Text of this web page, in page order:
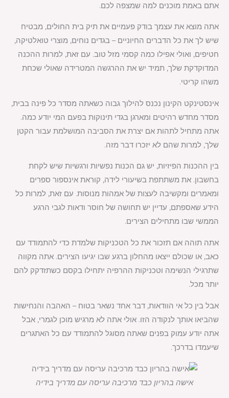
אתם באמת מוכנים למה שמצפה לכם.
אתה מוצא את עצמך בודק פעמיים את תיק בית החולים, מבטיח
שיש לך את כל הדברים החיוניים – בגדים נוחים, מוצרי טואלטיקה,
חטיפים, ואולי אפילו כמה קסמי מזל טוב. עם זאת, למרות ההכנה
המדוקדקת שלך, תמיד יש את ההרגשה המטרידה שאולי שכחת
משהו קריטי.
אינסטינקט הקינון נכנס להילוך גבוה כשאתה מסדר כל פינה בבית,
מסדר מחדש רהיטים ומארגן בגדי תינוקות בפעם המי יודע כמה.
אתה מתחיל לתהות אם יצרת את הסביבה המושלמת עבור הקטן
שלך, למרות שהם לא יזכרו דבר מזה.
בין ההכנות הפיזיות, יש גם הכנות נפשיות ורגשיות שיש לקחת
בחשבון. את משתתפת בשיעורי לידה, קוראת אינספור ספרים
ומאמרים ומקשיבה לעצות של אמהות מנוסות. עם זאת, למרות כל
הידע שאספתם, עדיין יש תחושה של חוסר ודאות לגבי הרגע
הממשי שבו מתחילים הצירים.
אתה תוהה אם תזכור את כל הטכניקות שלמדת כדי להתמודד עם
כאב, או שכולם ייצאו מהחלון ברגע שבו יגיעו הצירים. אתה מקווה
שתרגילי הנשימה וטכניקות ההרפיה יתחילו בקסם כשתזדקק להם
יותר מכל.
אבל בין כל אי הוודאות, דבר אחד נשאר בטוח – האהבה והנחישות
שהביאו אותך לנקודה הזו. אולי אתה לא מרגיש מוכן לגמרי, אבל
אתה יודע עמוק בפנים שאתה מסוגל להתמודד עם כל האתגרים
שיעמדו בדרכך.
אישה בהריון כבד מרכיבה עריסה עם מדריך בידיה